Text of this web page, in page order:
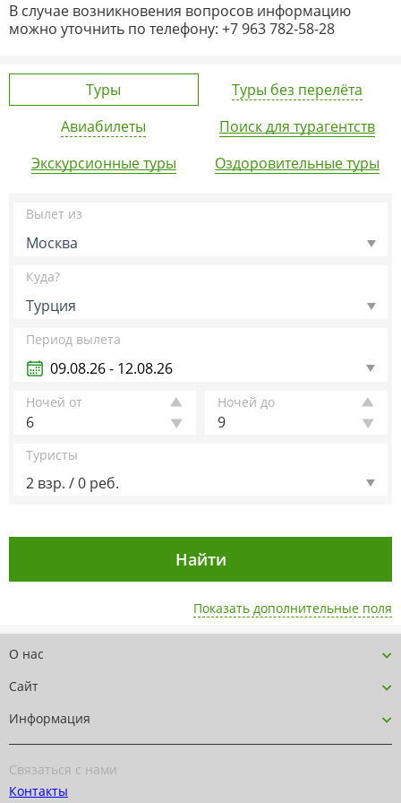
В случае возникновения вопросов информацию
можно уточнить по телефону: +7 963 782-58-28
Туры
Туры без перелёта
Авиабилеты
Поиск для турагентств
Экскурсионные туры
Оздоровительные туры
Вылет из
Москва
Куда?
Турция
Период вылета
Ночей от
6
Ночей до
9
Туристы
2 взр. / 0 реб.
Показать дополнительные поля
О нас
Сайт
Информация
Связаться с нами
Контакты